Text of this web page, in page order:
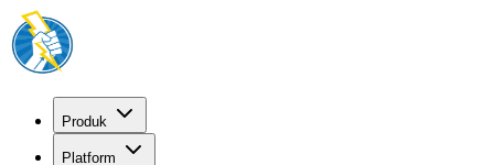
Produk
Platform